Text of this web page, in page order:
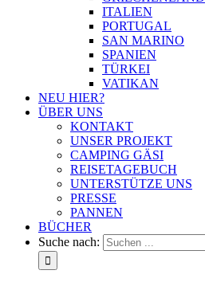
ITALIEN
PORTUGAL
SAN MARINO
SPANIEN
TÜRKEI
VATIKAN
NEU HIER?
ÜBER UNS
KONTAKT
UNSER PROJEKT
CAMPING GÄSI
REISETAGEBUCH
UNTERSTÜTZE UNS
PRESSE
PANNEN
BÜCHER
Suche nach: